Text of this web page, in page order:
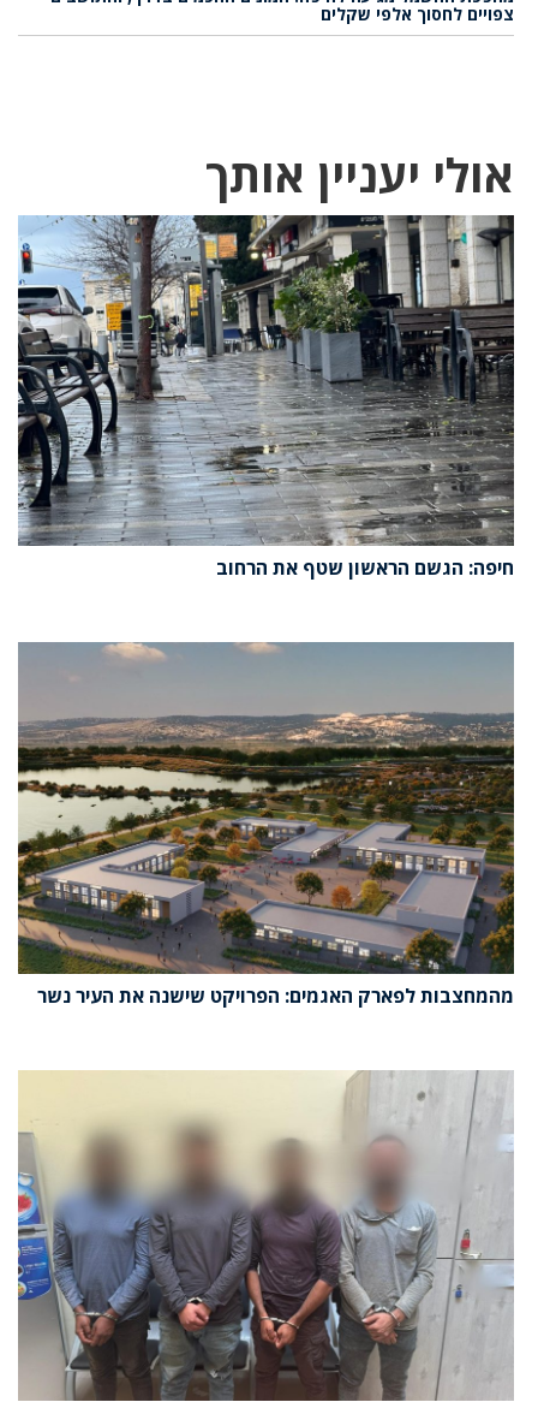
צפויים לחסוך אלפי שקלים
אולי יעניין אותך
חיפה: הגשם הראשון שטף את הרחוב
מהמחצבות לפארק האגמים: הפרויקט שישנה את העיר נשר